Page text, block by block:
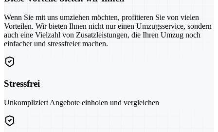
Wenn Sie mit uns umziehen möchten, profitieren Sie von vielen
Vorteilen. Wir bieten Ihnen nicht nur einen Umzugsservice, sondern
auch eine Vielzahl von Zusatzleistungen, die Ihren Umzug noch
einfacher und stressfreier machen.
Stressfrei
Unkompliziert Angebote einholen und vergleichen